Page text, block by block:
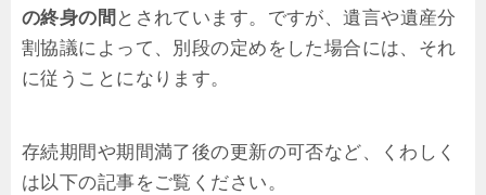
の終身の間 とされています。ですが、遺言や遺産分
割協議によって、別段の定めをした場合には、それ
に従うことになります。
存続期間や期間満了後の更新の可否など、くわしく
は以下の記事をご覧ください。